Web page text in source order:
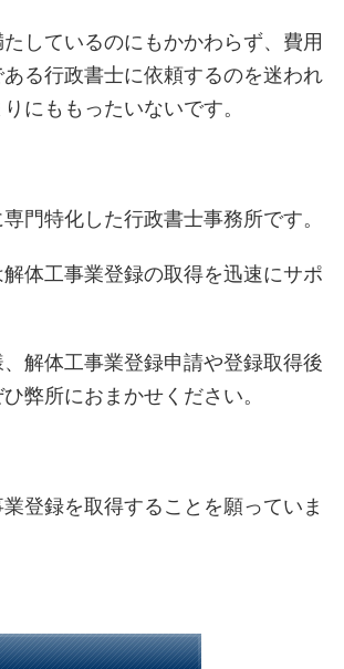
しているのにもかかわらず、費用
る行政書士に依頼するのを迷われ
にももったいないです。
門特化した行政書士事務所です。
体工事業登録の取得を迅速にサポ
解体工事業登録申請や登録取得後
弊所におまかせください。
登録を取得することを願っていま